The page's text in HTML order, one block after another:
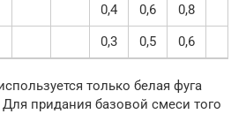
0,4 0,6
0,8
0,3 0,5 0,6
только белая фуга
придания базовой смеси того